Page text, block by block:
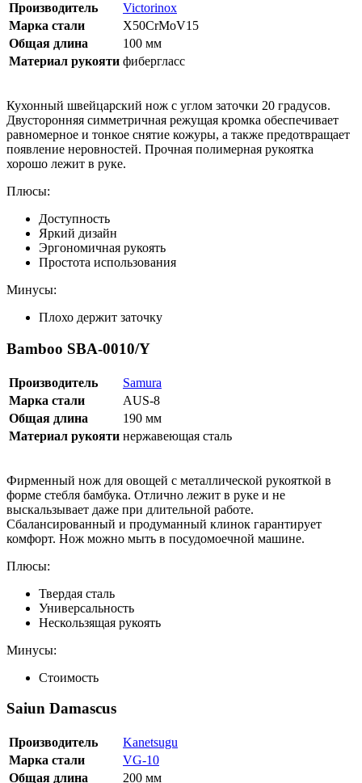
Производитель
Victorinox
Марка стали
X50CrMoV15
Общая длина
100 мм
Материал рукояти фибергласс
Кухонный швейцарский нож с углом заточки 20 градусов.
Двусторонняя симметричная режущая кромка обеспечивает
равномерное и тонкое снятие кожуры, а также предотвращает
появление неровностей. Прочная полимерная рукоятка
хорошо лежит в руке.
Плюсы:
Доступность
Яркий дизайн
Эргономичная рукоять
Простота использования
Минусы:
Плохо держит заточку
Bamboo SBA-0010/Y
Производитель
Samura
Марка стали
AUS-8
Общая длина
190 мм
Материал рукояти нержавеющая сталь
Фирменный нож для овощей с металлической рукояткой в
форме стебля бамбука. Отлично лежит в руке и не
выскальзывает даже при длительной работе.
Сбалансированный и продуманный клинок гарантирует
комфорт. Нож можно мыть в посудомоечной машине.
Плюсы:
Твердая сталь
Универсальность
Нескользящая рукоять
Минусы:
Стоимость
Saiun Damascus
Производитель
Kanetsugu
Марка стали
VG-10
Общая длина
200 мм